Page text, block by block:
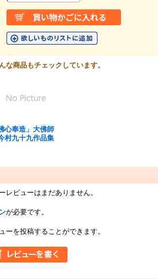
な商品もチェックしています。
佛心奉造」大佛師
村九十九作品集
レビューはまだありません。
が必要です。
ーを投稿することができます。